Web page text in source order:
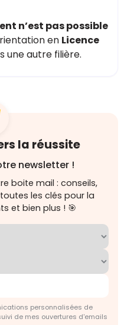
n’est pas possible
en Licence
une autre filière.
la réussite
newsletter !
boite mail : conseils,
les clés pour la
et bien plus ! 🎯
personnalisées de
de mes ouvertures d'emails